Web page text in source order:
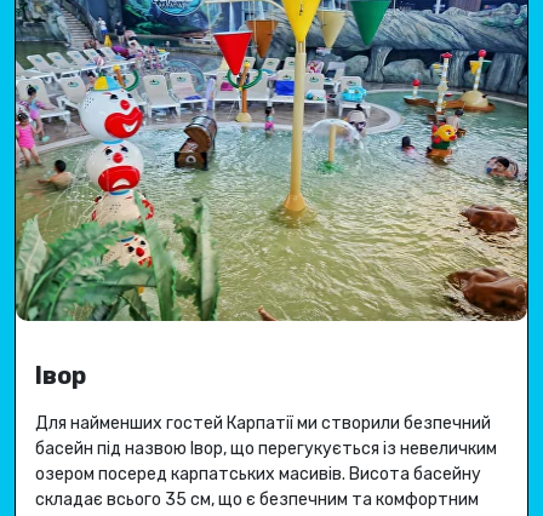
Івор
Для найменших гостей Карпатії ми створили безпечний
басейн під назвою Івор, що перегукується із невеличким
озером посеред карпатських масивів. Висота басейну
складає всього 35 см, що є безпечним та комфортним